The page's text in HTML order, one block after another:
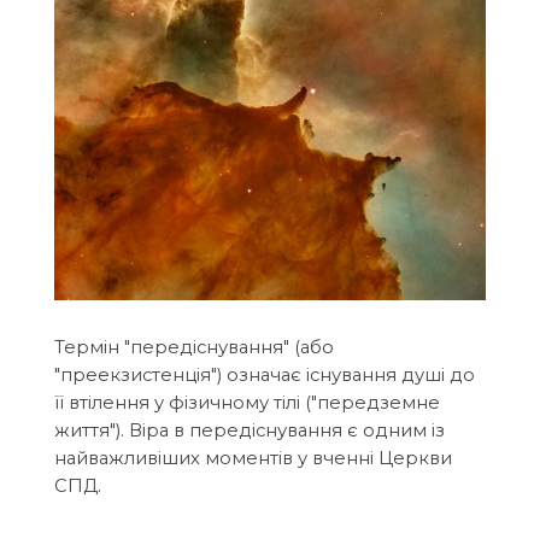
Термін "передіснування" (або
"преекзистенція") означає існування душі до
її втілення у фізичному тілі ("передземне
життя"). Віра в передіснування є одним із
найважливіших моментів у вченні Церкви
СПД.